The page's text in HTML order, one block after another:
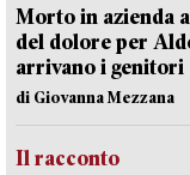
Morto in azienda
del dolore per
arrivano i genitori
di Giovanna Mezzana
Il racconto